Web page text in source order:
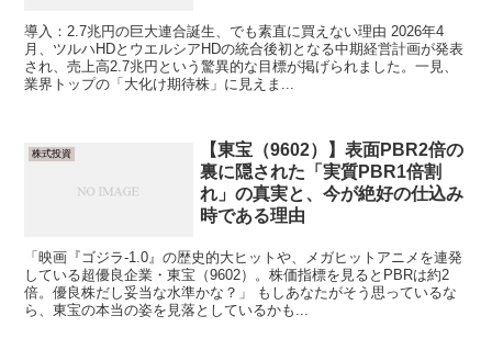
導入：2.7兆円の巨大連合誕生、でも素直に買えない理由 2026年4
月、ツルハHDとウエルシアHDの統合後初となる中期経営計画が発表
され、売上高2.7兆円という驚異的な目標が掲げられました。一見、
業界トップの「大化け期待株」に見えま...
株式投資
【東宝（9602）】表面PBR2倍の
裏に隠された「実質PBR1倍割
れ」の真実と、今が絶好の仕込み
時である理由
「映画『ゴジラ-1.0』の歴史的大ヒットや、メガヒットアニメを連発
している超優良企業・東宝（9602）。株価指標を見るとPBRは約2
倍。優良株だし妥当な水準かな？」 もしあなたがそう思っているな
ら、東宝の本当の姿を見落としているかも...